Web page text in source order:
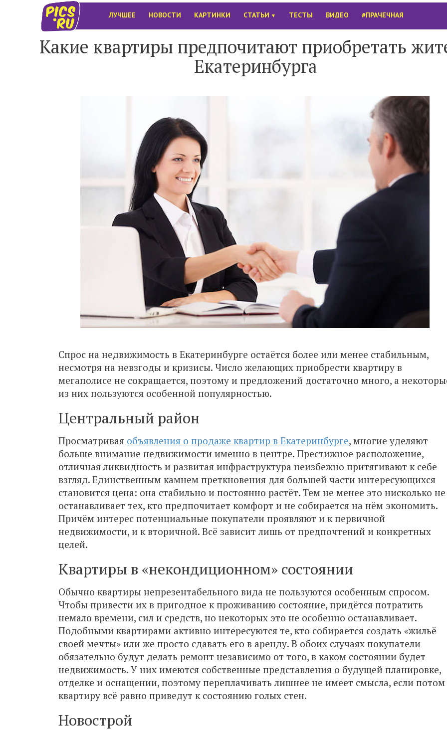
ЛУЧШЕЕ НОВОСТИ КАРТИНКИ СТАТЬИ ▼ ТЕСТЫ ВИДЕО #ПРАЧЕЧНАЯ
Какие квартиры предпочитают приобретать
Екатеринбурга
Спрос на недвижимость в Екатеринбурге остаётся более или менее стабильным,
несмотря на невзгоды и кризисы. Число желающих приобрести квартиру в
мегаполисе не сокращается, поэтому и предложений достаточно много, а
из них пользуются особенной популярностью.
Центральный район
Просматривая объявления о продаже квартир в Екатеринбурге, многие уделяют
больше внимание недвижимости именно в центре. Престижное расположение,
отличная ликвидность и развитая инфраструктура неизбежно притягивают к себе
взгляд. Единственным камнем преткновения для большей части интересующихся
становится цена: она стабильно и постоянно растёт. Тем не менее это нисколько не
останавливает тех, кто предпочитает комфорт и не собирается на нём экономить.
Причём интерес потенциальные покупатели проявляют и к первичной
недвижимости, и к вторичной. Всё зависит лишь от предпочтений и конкретных
целей.
Квартиры в «некондиционном» состоянии
Обычно квартиры непрезентабельного вида не пользуются особенным спросом.
Чтобы привести их в пригодное к проживанию состояние, придётся потратить
немало времени, сил и средств, но некоторых это не особенно останавливает.
Подобными квартирами активно интересуются те, кто собирается создать «жильё
своей мечты» или же просто сдавать его в аренду. В обоих случаях покупатели
обязательно будут делать ремонт независимо от того, в каком состоянии будет
недвижимость. У них имеются собственные представления о будущей планировке,
отделке и оснащении, поэтому переплачивать лишнее не имеет смысла, если потом
квартиру всё равно приведут к состоянию голых стен.
Новострой